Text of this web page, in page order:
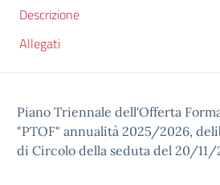
Descrizione
Allegati
Piano Triennale dell'Offerta
"PTOF" annualità 2025/2026,
di Circolo della seduta del 20/11/